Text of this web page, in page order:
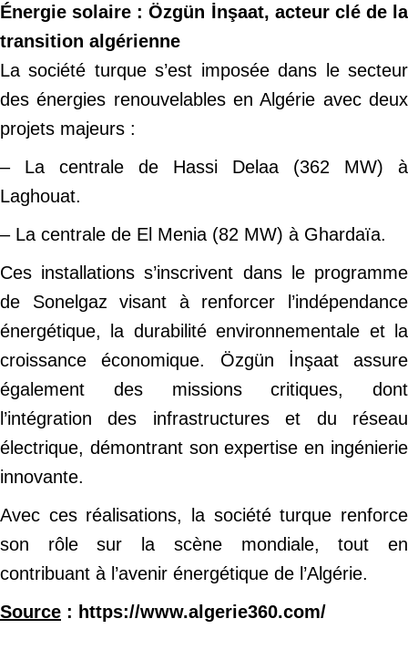
Énergie solaire : Özgün İnşaat, acteur clé de la
transition algérienne
La société turque s’est imposée dans le secteur
des énergies renouvelables en Algérie avec deux
projets majeurs :
– La centrale de Hassi Delaa (362 MW) à
Laghouat.
– La centrale de El Menia (82 MW) à Ghardaïa.
Ces installations s’inscrivent dans le programme
de Sonelgaz visant à renforcer l’indépendance
énergétique, la durabilité environnementale et la
croissance économique. Özgün İnşaat assure
également des missions critiques, dont
l’intégration des infrastructures et du réseau
électrique, démontrant son expertise en ingénierie
innovante.
Avec ces réalisations, la société turque renforce
son rôle sur la scène mondiale, tout en
contribuant à l’avenir énergétique de l’Algérie.
Source : https://www.algerie360.com/